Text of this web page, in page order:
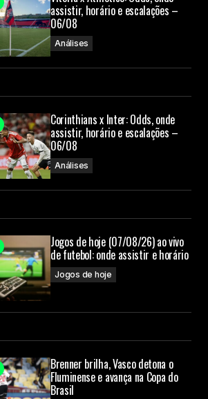
assistir, horário e escalações –
06/08
Análises
Corinthians x Inter: Odds, onde
assistir, horário e escalações –
06/08
Análises
Jogos de hoje (07/08/26) ao vivo
de futebol: onde assistir e horário
Jogos de hoje
Brenner brilha, Vasco detona o
Fluminense e avança na Copa do
Brasil